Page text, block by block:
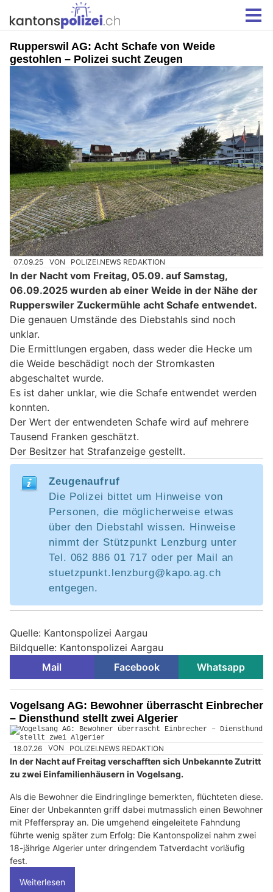
Rupperswil AG: Acht Schafe von Weide
gestohlen – Polizei sucht Zeugen
07.09.25 VON POLIZEI.NEWS REDAKTION
In der Nacht vom Freitag, 05.09. auf Samstag,
06.09.2025 wurden ab einer Weide in der Nähe der
Rupperswiler Zuckermühle acht Schafe entwendet.
Die genauen Umstände des Diebstahls sind noch
unklar.
Die Ermittlungen ergaben, dass weder die Hecke um
die Weide beschädigt noch der Stromkasten
abgeschaltet wurde.
Es ist daher unklar, wie die Schafe entwendet werden
konnten.
Der Wert der entwendeten Schafe wird auf mehrere
Tausend Franken geschätzt.
Der Besitzer hat Strafanzeige gestellt.
Zeugenaufruf
Die Polizei bittet um Hinweise von
Personen, die möglicherweise etwas
über den Diebstahl wissen. Hinweise
nimmt der Stützpunkt Lenzburg unter
Tel. 062 886 01 717 oder per Mail an
stuetzpunkt.lenzburg@kapo.ag.ch
entgegen.
Quelle: Kantonspolizei Aargau
Bildquelle: Kantonspolizei Aargau
Mail
Facebook Whatsapp
Vogelsang AG: Bewohner überrascht Einbrecher
– Diensthund stellt zwei Algerier
18.07.26 VON POLIZEI.NEWS REDAKTION
In der Nacht auf Freitag verschafften sich Unbekannte Zutritt
zu zwei Einfamilienhäusern in Vogelsang.
Als die Bewohner die Eindringlinge bemerkten, flüchteten diese.
Einer der Unbekannten griff dabei mutmasslich einen Bewohner
mit Pfefferspray an. Die umgehend eingeleitete Fahndung
führte wenig später zum Erfolg: Die Kantonspolizei nahm zwei
18-jährige Algerier unter dringendem Tatverdacht vorläufig
fest.
Weiterlesen